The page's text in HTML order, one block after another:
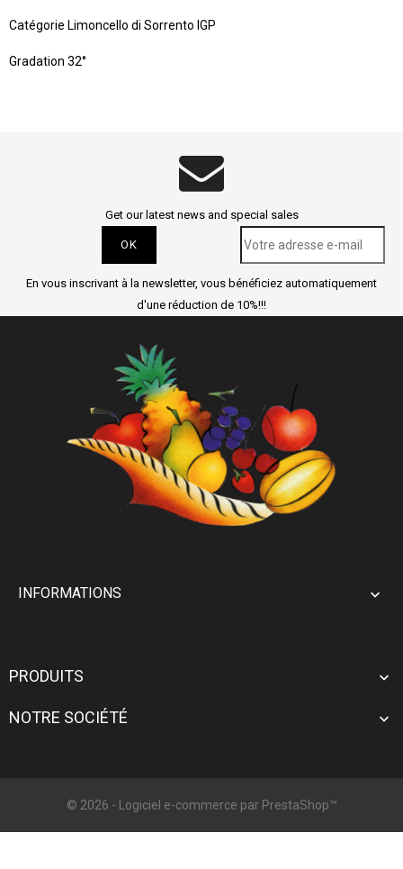
Catégorie Limoncello di Sorrento IGP
Gradation 32°
Get our latest news and special sales
En vous inscrivant à la newsletter, vous bénéficiez automatiquement
d'une réduction de 10%!!!
INFORMATIONS 
PRODUITS 
NOTRE SOCIÉTÉ 
© 2026 - Logiciel e-commerce par PrestaShop™